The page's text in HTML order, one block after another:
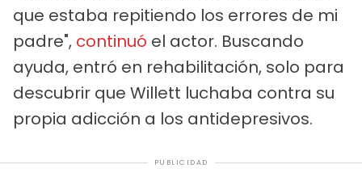
que estaba repitiendo los errores de mi
padre", continuó el actor. Buscando
ayuda, entró en rehabilitación, solo para
descubrir que Willett luchaba contra su
propia adicción a los antidepresivos.
PUBLICIDAD